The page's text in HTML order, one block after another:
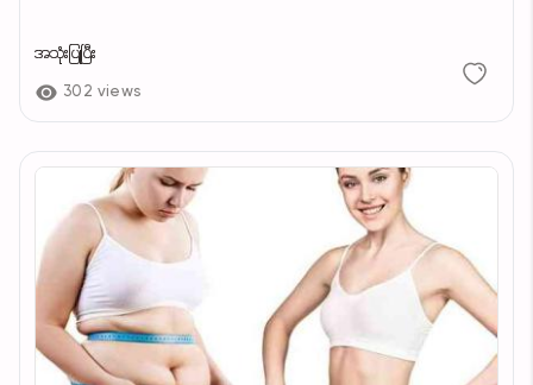
အသုံးပြုပြီး
302 views